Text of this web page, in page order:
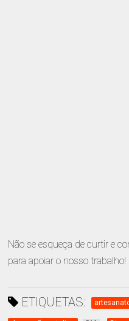
Não se esqueça de curtir e
para apoiar o nosso trabalho!
ETIQUETAS: